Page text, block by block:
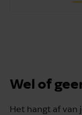
Wel of
Het hangt af van